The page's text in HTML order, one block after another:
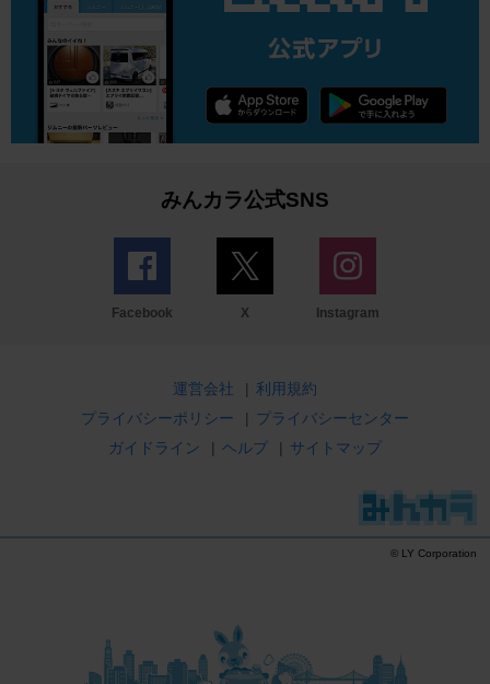
みんカラ公式SNS
Facebook X Instagram
運営会社 | 利用規約
プライバシーポリシー
| プライバシーセンター
ガイドライン
| ヘルプ | サイトマップ
© LY Corporation